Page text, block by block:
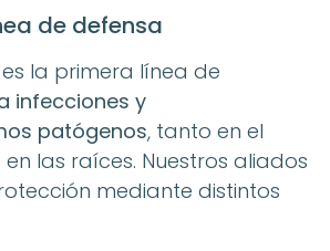
de defensa
la primera línea de
infecciones y
patógenos, tanto en el
las raíces. Nuestros aliados
mediante distintos